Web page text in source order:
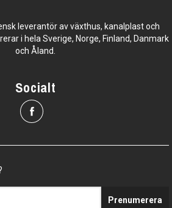
leverantör av växthus, kanalplast och
i hela Sverige, Norge, Finland, Danmark
och Åland.
Socialt
Prenumerera